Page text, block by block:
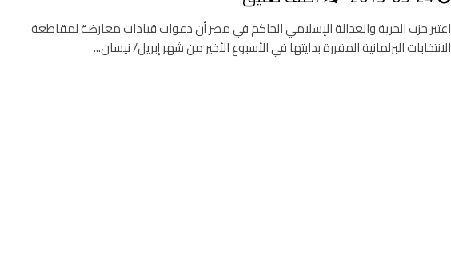
اعتبر حزب الحرية والعدالة الإسلامي الحاكم في مصر أن دعوات قيادات معارضة لمقاطعة
الانتخابات البرلمانية المقررة بدايتها في الأسبوع الأخير من شهر إبريل/ نيسان...